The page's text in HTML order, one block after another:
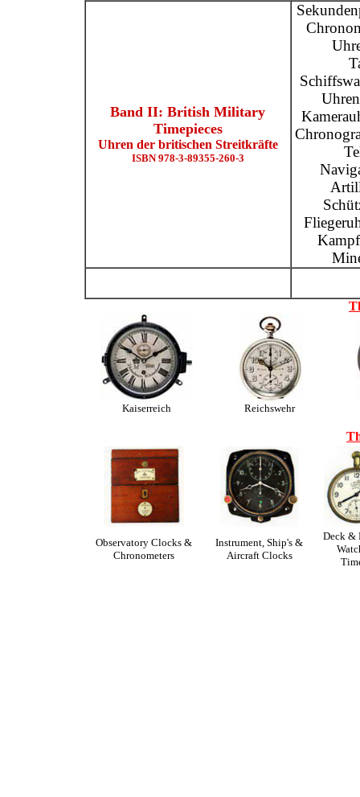
Band II: British Military
Timepieces
Uhren der britischen Streitkräfte
ISBN 978-3-89355-260-3
Kaiserreich Reichswehr
Observatory Clocks &
Chronometers
Instrument, Ship's &
Aircraft Clocks
Deck &